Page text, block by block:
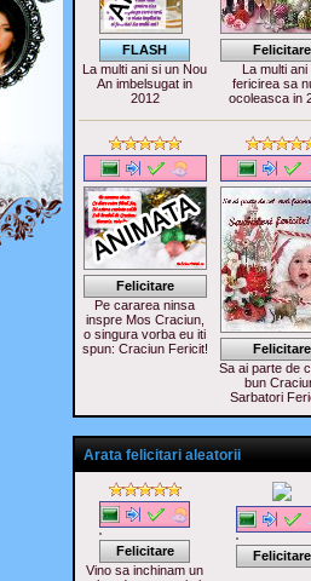
FLASH
La multi ani si un Nou
An imbelsugat in
2012
Felicitare
La multi ani
fericirea sa
ocoleasca in
Felicitare
Pe cararea ninsa
inspre Mos Craciun,
o singura vorba eu iti
spun: Craciun Fericit!
Felicitare
Sa ai parte de
bun
Sarbatori
Arata felicitari aleatorii
Felicitare
Vino sa inchinam un
Felicitare